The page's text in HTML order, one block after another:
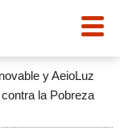
y AeioLuz
la Pobreza